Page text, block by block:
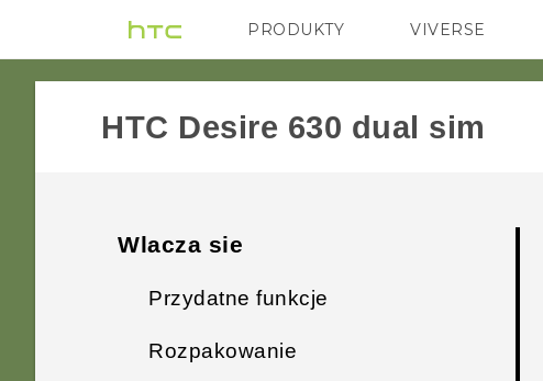
PRODUKTY
VIVE G REIGNS
VIVERSE
HTC Desire 630 dual sim‎
Wlacza sie
Przydatne funkcje
Android 6.0 Marshmallow
Rozpakowanie